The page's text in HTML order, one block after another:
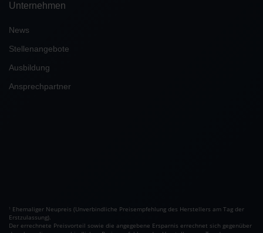
Unternehmen
News
Stellenangebote
Ausbildung
Ansprechpartner
1 Ehemaliger Neupreis (Unverbindliche Preisempfehlung des Herstellers am Tag der
Erstzulassung).
Der errechnete Preisvorteil sowie die angegebene Ersparnis errechnet sich gegenüber